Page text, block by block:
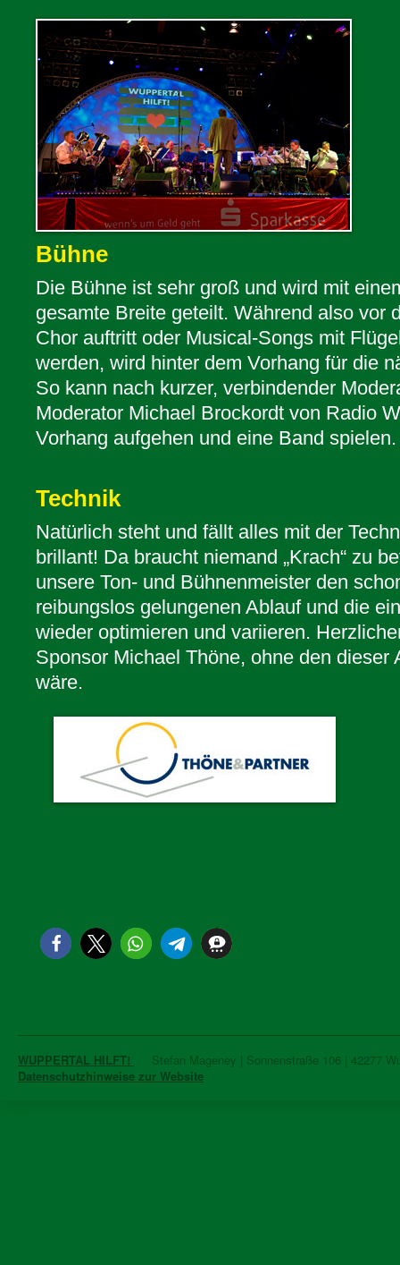
Bühne
Die Bühne ist sehr groß und wird mit
gesamte Breite geteilt. Während also vor
Chor auftritt oder Musical-Songs mit
werden, wird hinter dem Vorhang für die
So kann nach kurzer, verbindender
Moderator Michael Brockordt von Radio
Vorhang aufgehen und eine Band spielen.
Technik
Natürlich steht und fällt alles mit der
brillant! Da braucht niemand „Krach“ zu
unsere Ton- und Bühnenmeister den
reibungslos gelungenen Ablauf und die
wieder optimieren und variieren.
Sponsor Michael Thöne, ohne den dieser
wäre.
WUPPERTAL HILFT!
Stefan Mageney | Sonnenstraße 106 | 42277
Datenschutzhinweise zur Website